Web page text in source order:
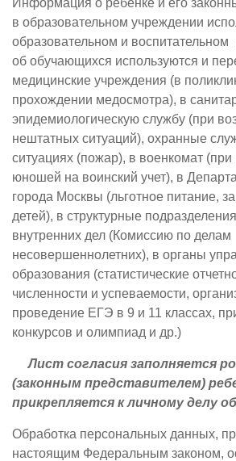
Информация о ребенке и его
в образовательном учреждении
образовательном и
об обучающихся используются и
медицинские учреждения (в
прохождении медосмотра), в
эпидемиологическую службу (при
нештатных ситуаций), охранные
ситуациях (пожар), в военкомат (при
юношей на воинский учет), в
города Москвы (льготное питание,
детей), в структурные
внутренних дел (Комиссию по делам
несовершеннолетних), в органы
образования (статистические
численности и успеваемости,
проведение ЕГЭ в 9 и 11 классах,
конкурсов и олимпиад и др.)
Лист согласия заполняется
(законным представителем)
прикрепляется к личному делу
Обработка персональных данных,
настоящим Федеральным законом,